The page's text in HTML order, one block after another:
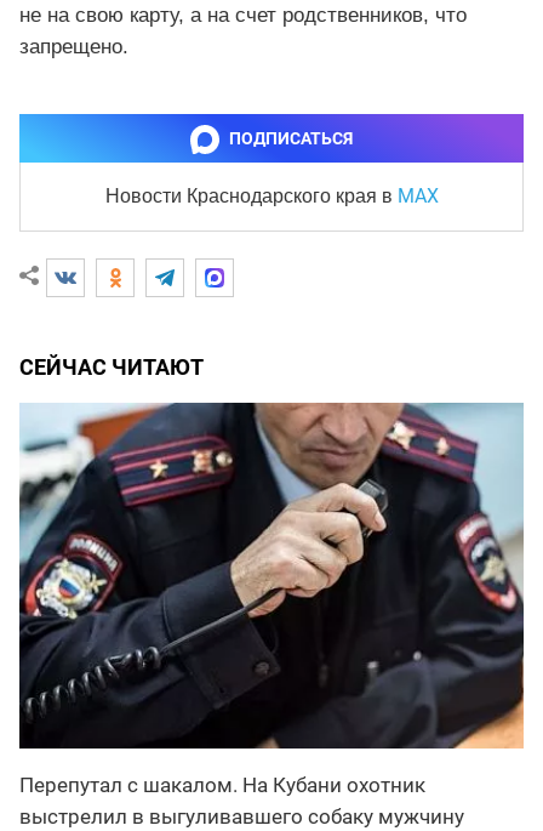
не на свою карту, а на счет родственников, что
запрещено.
ПОДПИСАТЬСЯ
Новости Краснодарского края в MAX
СЕЙЧАС ЧИТАЮТ
Перепутал с шакалом. На Кубани охотник
выстрелил в выгуливавшего собаку мужчину